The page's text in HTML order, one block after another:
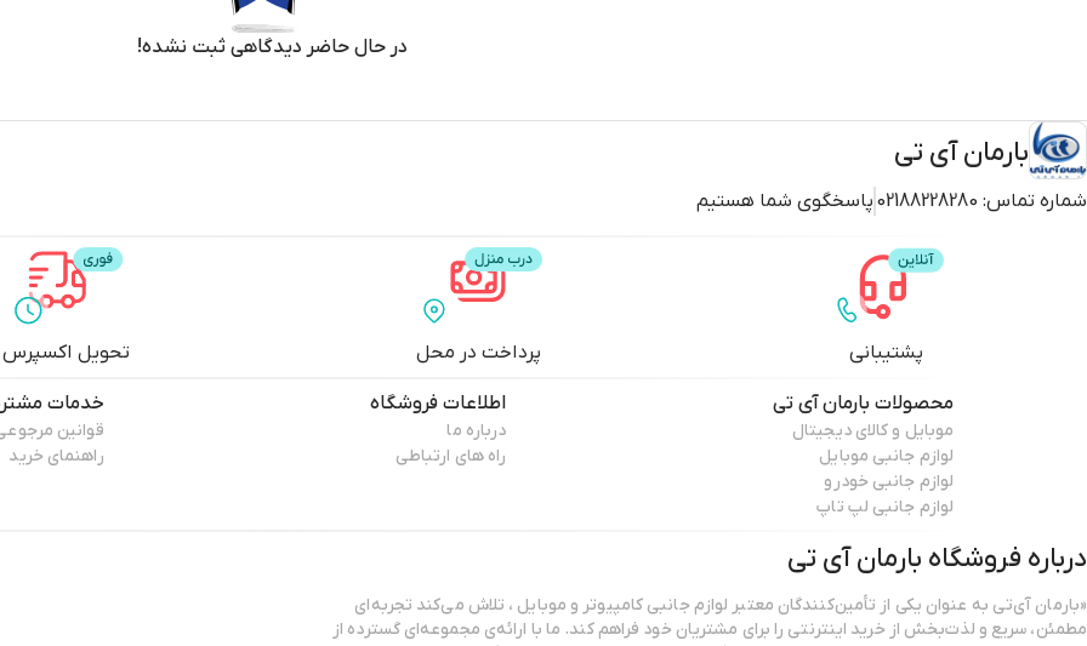
در حال حاضر دیدگاهی ثبت نشده!
بارمان آی تی
شماره تماس: 02188228280 پاسخگوی شما هستیم
پشتیبانی پرداخت در محل تحویل اکسپرس
محصولات بارمان آی تی
موبایل و کالای دیجیتال
لوازم جانبی موبایل
لوازم جانبی خودرو
لوازم جانبی لپ تاپ
اطلاعات فروشگاه
درباره ما
راه های ارتباطی
خدمات
قوانین
راهنمای خرید
درباره فروشگاه بارمان آی تی
«بارمان آی‌تی به عنوان یکی از تأمین‌کنندگان معتبر لوازم جانبی کامپیوتر و موبایل ، تلاش می‌کند تجربه‌ای
مطمئن، سریع و لذت‌بخش از خرید اینترنتی را برای مشتریان خود فراهم کند. ما با ارائه‌ی مجموعه‌ای گسترده از